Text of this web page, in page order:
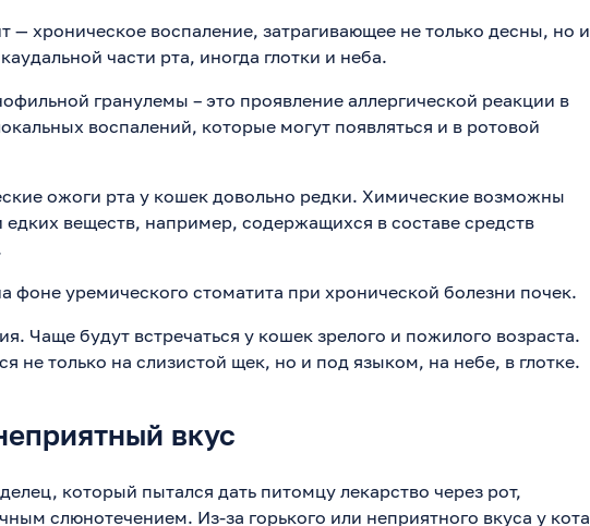
— хроническое воспаление, затрагивающее не только десны, но и
части рта, иногда глотки и неба.
гранулемы – это проявление аллергической реакции в
воспалений, которые могут появляться и в ротовой
ожоги рта у кошек довольно редки. Химические возможны
едких веществ, например, содержащихся в составе средств
фоне уремического стоматита при хронической болезни почек.
Чаще будут встречаться у кошек зрелого и пожилого возраста.
не только на слизистой щек, но и под языком, на небе, в глотке.
вкус
который пытался дать питомцу лекарство через рот,
слюнотечением. Из-за горького или неприятного вкуса у кота